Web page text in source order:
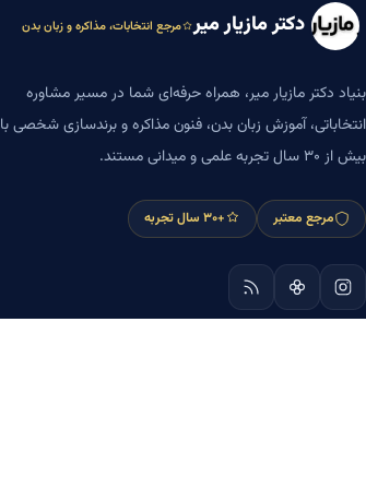
دکتر مازیار میر مرجع انتخابات، مذاکره و زبان بدن
بنیاد دکتر مازیار میر، همراه حرفه‌ای شما در مسیر مشاوره
انتخاباتی، آموزش زبان بدن، فنون مذاکره و برندسازی شخصی با
بیش از ۳۰ سال تجربه علمی و میدانی مستند.
مرجع معتبر +۳۰ سال تجربه